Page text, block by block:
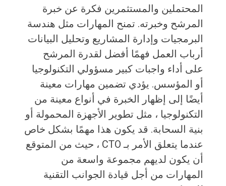
المحتملين والمستثمرين فكرة عن خبرة
المرشح وخبرته. تمنح المهارات مثل هندسة
البرمجيات وإدارة المشاريع وتحليل البيانات
أرباب العمل فهمًا أفضل لقدرة المرشح
على أداء واجبات كبير مسؤولي التكنولوجيا
أو المؤسس. يؤدي تضمين مهارات معينة
أيضًا إلى إظهار الخبرة في أنواع معينة من
التكنولوجيا ، مثل تطوير الأجهزة المحمولة أو
بنية السحابة. قد يكون هذا مهمًا بشكل خاص
عندما يتعلق الأمر بـ CTO ، حيث من المتوقع
أن يكون لديهم مجموعة واسعة من
المهارات من أجل قيادة الجوانب التقنية